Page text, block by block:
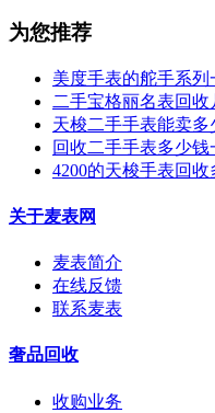
为您推荐
美度手表的舵手系
二手宝格丽名表回
天梭二手手表能卖
回收二手手表多少
4200的天梭手表回收
关于麦表网
麦表简介
在线反馈
联系麦表
奢品回收
收购业务